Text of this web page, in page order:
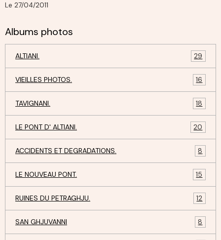
Le 27/04/2011
Albums photos
ALTIANI. 29
VIEILLES PHOTOS. 16
TAVIGNANI. 18
LE PONT D' ALTIANI. 20
ACCIDENTS ET DEGRADATIONS. 8
LE NOUVEAU PONT. 15
RUINES DU PETRAGHJU. 12
SAN GHJUVANNI 8